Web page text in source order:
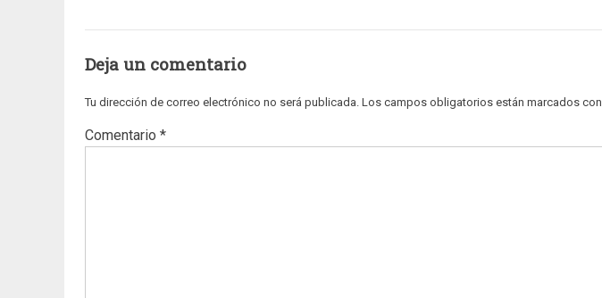
Deja un comentario
Tu dirección de correo electrónico no será publicada. Los campos obligatorios están marcados con
Comentario *